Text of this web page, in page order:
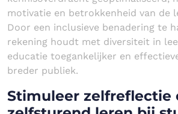
motivatie en betrokkenheid van de
Door een inclusieve benadering te
rekening houdt met diversiteit in
educatie toegankelijker en
breder publiek.
Stimuleer zelfreflectie